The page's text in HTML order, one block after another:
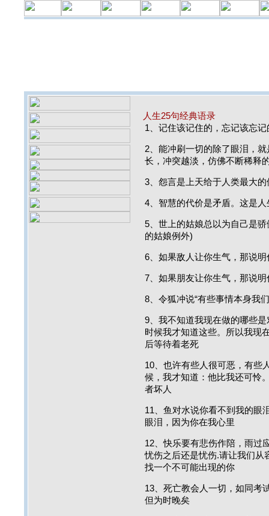
人生25句经典语录
1、记住该记住的，忘记该忘
2、能冲刷一切的除了眼泪，
长，冲突越淡，仿佛不断稀释
3、怨言是上天给于人类最大
4、智慧的代价是矛盾。这是
5、世上的姑娘总以为自己是
的姑娘例外)
6、如果敌人让你生气，那说
7、如果朋友让你生气，那说
8、令狐冲说“有些事情本身我
9、我不知道我现在做的哪些
时候我才知道这些。所以我现
后等待着老死
10、也许有些人很可恶，有些
候，我才知道：他比我还可怜
者坏人
11、鱼对水说你看不到我的眼
眼泪，因为你在我心里
12、快乐要有悲伤作陪，雨过
忧伤之后还是忧伤.请让我们从
找一个不可能出现的你
13、死亡教会人一切，如同
但为时晚矣